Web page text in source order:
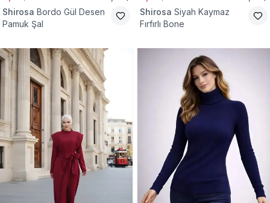
Shirosa Bordo Gül Desen
Pamuk Şal
Shirosa Siyah Kaymaz
Fırfırlı Bone